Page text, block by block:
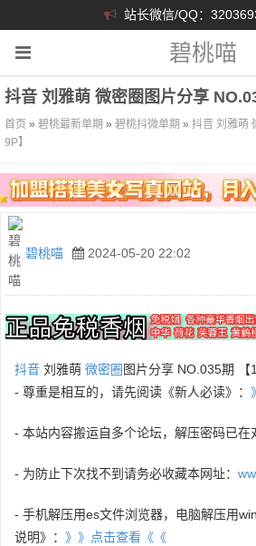
站长微信/QQ：
碧桃喵
抖音 刘雅萌 微密圈图片分享
首页 » 碧桃最新单期 » 碧桃抖微单期 » 抖音 刘雅萌
9P】
碧桃喵 2024-05-20 22:02
抖音 刘雅萌 微密圈 图片分享 NO.035期 【
- 尊重是相互的，请先阅读《新人必读》：
- 本站内容搬运自多个论坛，解压密码已在
- 为防止下次找不到请务必收藏本网址：
- 手机解压用es文件浏览器，电脑解压用
说明》： 》》点击查看《《